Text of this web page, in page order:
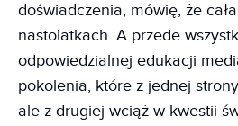
doświadczenia, mówię, że
nastolatkach. A przede
odpowiedzialnej edukacji
pokolenia, które z jednej
ale z drugiej wciąż w kwestii